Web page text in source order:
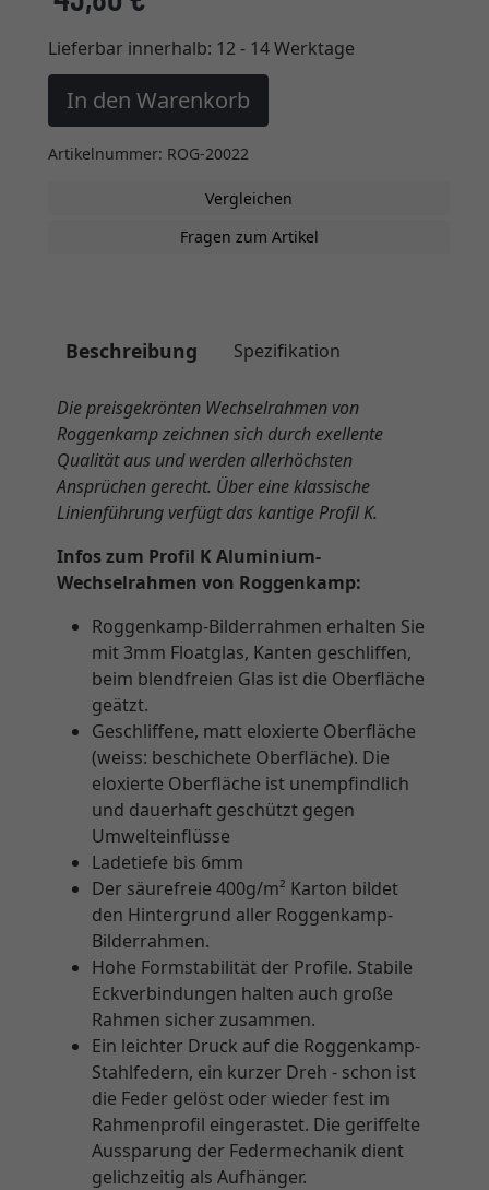
Lieferbar innerhalb: 12 - 14 Werktage
In den Warenkorb
Artikelnummer: ROG-20022
Vergleichen
Fragen zum Artikel
Beschreibung Spezifikation
Die preisgekrönten Wechselrahmen von
Roggenkamp zeichnen sich durch exellente
Qualität aus und werden allerhöchsten
Ansprüchen gerecht. Über eine klassische
Linienführung verfügt das kantige Profil K.
Infos zum Profil K Aluminium-
Wechselrahmen von Roggenkamp:
Roggenkamp-Bilderrahmen erhalten Sie
mit 3mm Floatglas, Kanten geschliffen,
beim blendfreien Glas ist die Oberfläche
geätzt.
Geschliffene, matt eloxierte Oberfläche
(weiss: beschichete Oberfläche). Die
eloxierte Oberfläche ist unempfindlich
und dauerhaft geschützt gegen
Umwelteinflüsse
Ladetiefe bis 6mm
Der säurefreie 400g/m² Karton bildet
den Hintergrund aller Roggenkamp-
Bilderrahmen.
Hohe Formstabilität der Profile. Stabile
Eckverbindungen halten auch große
Rahmen sicher zusammen.
Ein leichter Druck auf die Roggenkamp-
Stahlfedern, ein kurzer Dreh - schon ist
die Feder gelöst oder wieder fest im
Rahmenprofil eingerastet. Die geriffelte
Aussparung der Federmechanik dient
gelichzeitig als Aufhänger.